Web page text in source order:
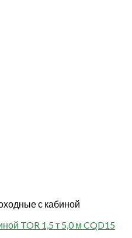
с кабиной
TOR 1,5 т 5,0 м CQD15